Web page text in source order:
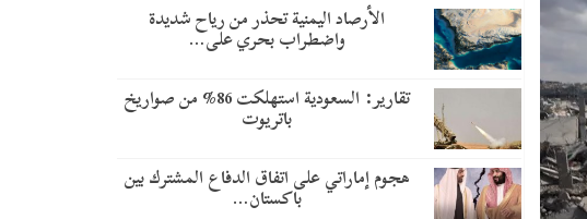
الأرصاد اليمنية تحذر من رياح شديدة
واضطراب بحري على…
تقارير: السعودية استهلكت 86% من صواريخ
باتريوت
هجوم إماراتي على اتفاق الدفاع المشترك بين
باكستان…